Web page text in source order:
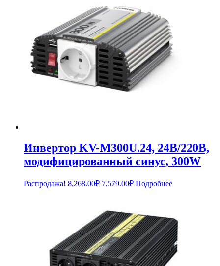
Инвертор KV-M300U.24, 24В/220В,
модифицированный синус, 300W
Распродажа! 8,268.00₽ Первоначальная
8,268.00₽.
7,579.00₽Текущая
цена:
Подробнее